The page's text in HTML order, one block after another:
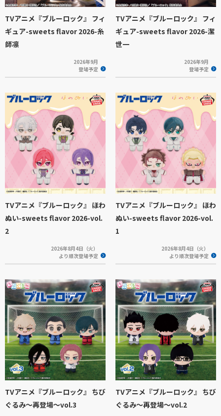
TVアニメ『ブルーロック』 フィ
ギュア-sweets flavor 2026-糸
師凛
2026年9月
登場予定
TVアニメ『ブルーロック』 フィ
ギュア-sweets flavor 2026-潔
世一
2026年9月
登場予定
TVアニメ『ブルーロック』 ほわ
ぬい-sweets flavor 2026-vol.
2
2026年8月4日（火）
より順次登場予定
TVアニメ『ブルーロック』 ほわ
ぬい-sweets flavor 2026-vol.
1
2026年8月4日（火）
より順次登場予定
TVアニメ『ブルーロック』 ちび
ぐるみ～再登場～vol.3
TVアニメ『ブルーロック』 ちび
ぐるみ～再登場～vol.2